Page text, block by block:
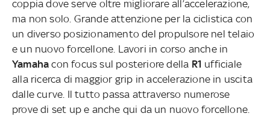
coppia dove serve oltre migliorare all’accelerazione,
ma non solo. Grande attenzione per la ciclistica con
un diverso posizionamento del propulsore nel telaio
e un nuovo forcellone. Lavori in corso anche in
Yamaha con focus sul posteriore della R1 ufficiale
alla ricerca di maggior grip in accelerazione in uscita
dalle curve. Il tutto passa attraverso numerose
prove di set up e anche qui da un nuovo forcellone.